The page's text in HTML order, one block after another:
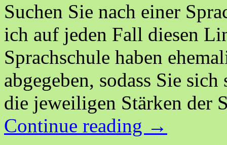
Suchen Sie nach einer
ich auf jeden Fall diesen
Sprachschule haben
abgegeben, sodass Sie
die jeweiligen Stärken der
Continue reading →